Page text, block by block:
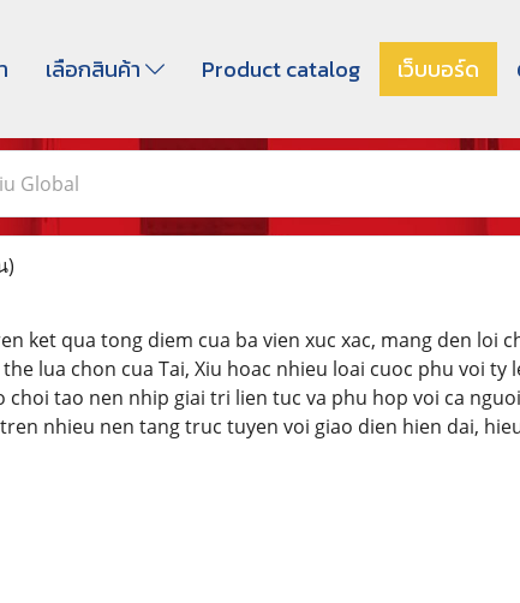
เลือกสินค้า Product catalog เว็บบอร์ด
Global
)
ket qua tong diem cua ba vien xuc xac, mang den loi
lua chon cua Tai, Xiu hoac nhieu loai cuoc phu voi
tao nen nhip giai tri lien tuc va phu hop voi ca
nhieu nen tang truc tuyen voi giao dien hien dai,